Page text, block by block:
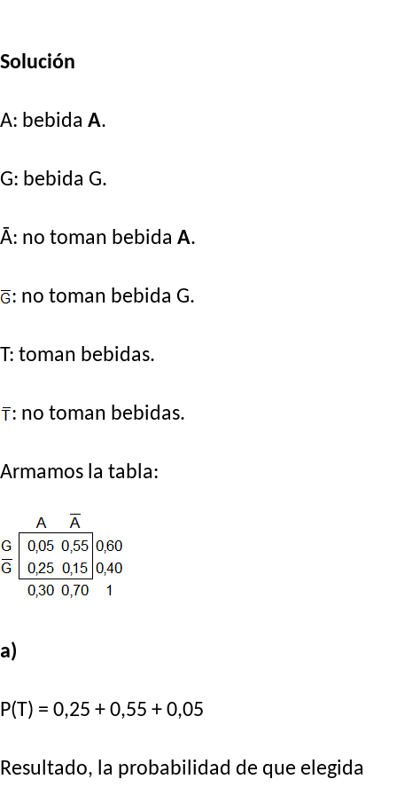
Solución
A: bebida A.
G: bebida G.
Ā: no toman bebida A.
: no toman bebida G.
T: toman bebidas.
: no toman bebidas.
Armamos la tabla:
a)
P(T) = 0,25 + 0,55 + 0,05
Resultado, la probabilidad de que elegida